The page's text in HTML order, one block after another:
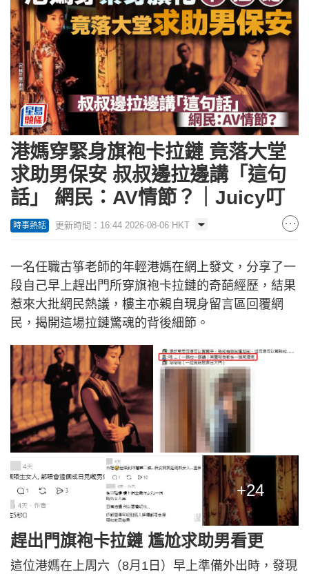
港媽穿緊身旗袍卡拉鏈 竟落大堂
求助男保安 叔叔邊拉邊講「這句
話」 網民：AV情節？｜Juicy叮
時事熱話 更新時間：16:44 2026-08-06 HKT
一名任職古箏老師的年輕港媽在網上發文，分享了一
段自己早上趕出門所穿旗袍卡拉鏈的奇葩經歷，結果
惹來大批網民熱議，樓主亦親自現身留言區回覆網
民，揭開這場拉鏈驚魂的背後細節。
+24
趕出門旗袍卡拉鏈 尷尬求助男看更
這位港媽在上周六（8月1日）早上準備外出時，發現